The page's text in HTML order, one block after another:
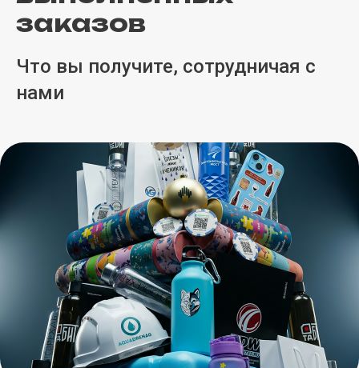
заказов
Что вы получите, сотрудничая с
нами